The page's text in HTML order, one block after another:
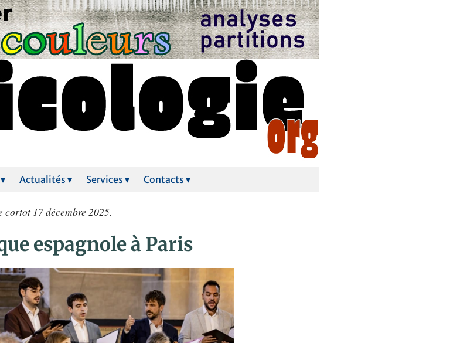
Actualités ▾ Services ▾ Contacts ▾
17 décembre 2025.
espagnole à Paris